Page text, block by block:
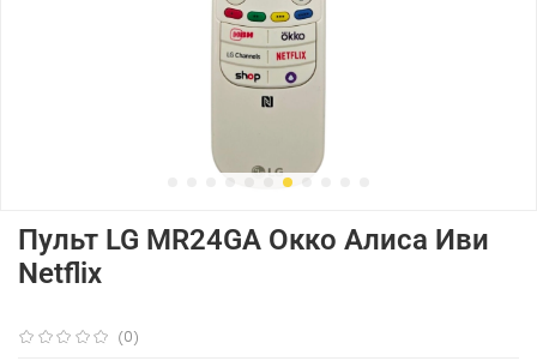
(0)
Пульт LG MR24GA Окко Алиса Иви
Netflix